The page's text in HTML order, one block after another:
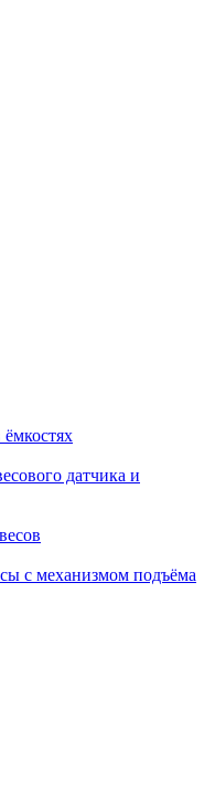
датчика и
с механизмом подъёма